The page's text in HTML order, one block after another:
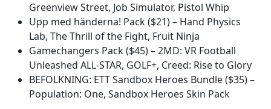
Greenview Street, Job Simulator, Pistol Whip
Upp med händerna! Pack ($21) – Hand Physics
Lab, The Thrill of the Fight, Fruit Ninja
Gamechangers Pack ($45) – 2MD: VR Football
Unleashed ALL-STAR, GOLF+, Creed: Rise to Glory
BEFOLKNING: ETT Sandbox Heroes Bundle ($35) –
Population: One, Sandbox Heroes Skin Pack